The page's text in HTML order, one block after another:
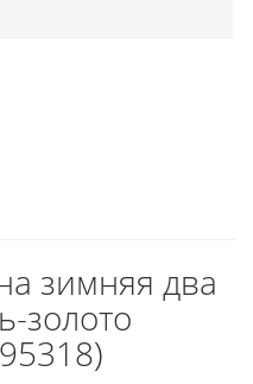
зимняя два
золото